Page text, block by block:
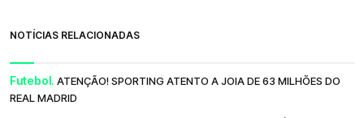
NOTÍCIAS RELACIONADAS
Futebol. ATENÇÃO! SPORTING ATENTO A JOIA DE 63 MILHÕES DO
REAL MADRID